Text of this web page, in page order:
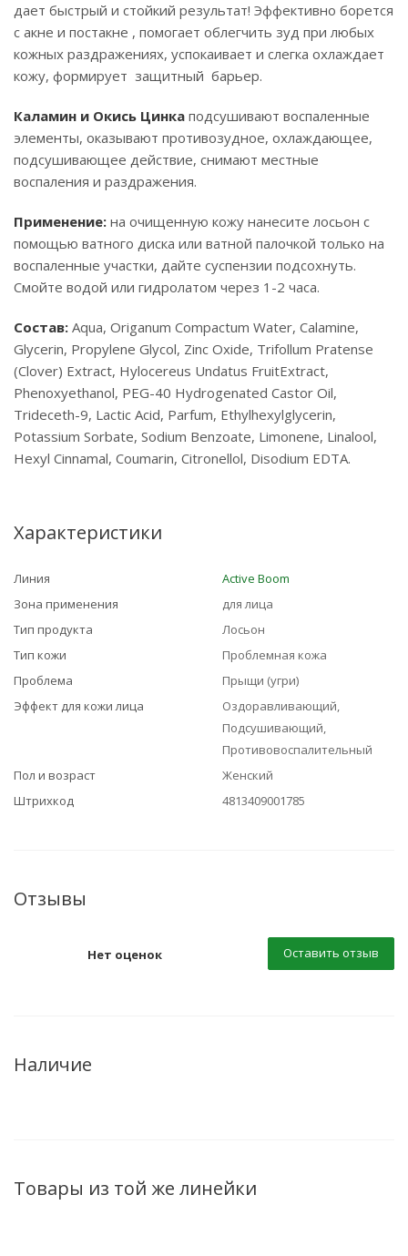
дает быстрый и стойкий результат! Эффективно борется
с акне и постакне , помогает облегчить зуд при любых
кожных раздражениях, успокаивает и слегка охлаждает
кожу, формирует защитный барьер.
Каламин и Окись Цинка подсушивают воспаленные
элементы, оказывают противозудное, охлаждающее,
подсушивающее действие, снимают местные
воспаления и раздражения.
Применение: на очищенную кожу нанесите лосьон с
помощью ватного диска или ватной палочкой только на
воспаленные участки, дайте суспензии подсохнуть.
Смойте водой или гидролатом через 1-2 часа.
Состав: Aqua, Origanum Compactum Water, Calamine,
Glycerin, Propylene Glycol, Zinc Oxide, Trifollum Pratense
(Clover) Extract, Hylocereus Undatus FruitExtract,
Phenoxyethanol, PEG-40 Hydrogenated Castor Oil,
Trideceth-9, Lactic Acid, Parfum, Ethylhexylglycerin,
Potassium Sorbate, Sodium Benzoate, Limonene, Linalool,
Hexyl Cinnamal, Coumarin, Citronellol, Disodium EDTA.
Характеристики
Линия
Active Boom
Зона применения
для лица
Тип продукта
Лосьон
Тип кожи
Проблемная кожа
Проблема
Прыщи (угри)
Эффект для кожи лица
Оздоравливающий,
Подсушивающий,
Противовоспалительный
Пол и возраст
Женский
Штрихкод
4813409001785
Отзывы
Нет оценок Оставить отзыв
Наличие
Товары из той же линейки